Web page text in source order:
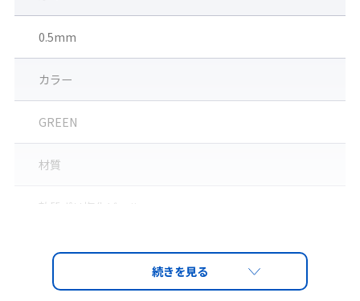
窓ガラスやのぞき窓など、表面が平滑な下地であれば、簡単に貼
付可能。
0.5mm
カラー
GREEN
材質
軟質ポリ塩化ビニル
可視光線透過率
3%